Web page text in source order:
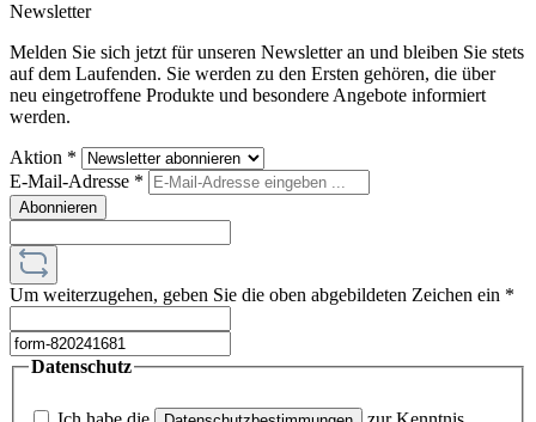
Newsletter
Melden Sie sich jetzt für unseren Newsletter an und bleiben Sie stets
auf dem Laufenden. Sie werden zu den Ersten gehören, die über
neu eingetroffene Produkte und besondere Angebote informiert
werden.
Aktion *
E-Mail-Adresse *
Abonnieren
Um weiterzugehen, geben Sie die oben abgebildeten Zeichen ein *
Datenschutz